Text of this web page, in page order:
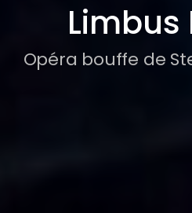
Limbus
Opéra bouffe de